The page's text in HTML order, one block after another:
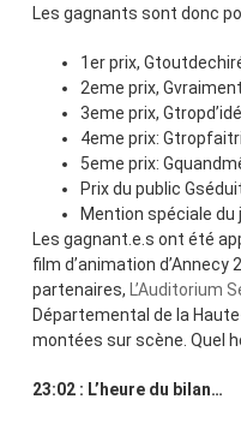
Les gagnants sont donc
1er prix,
2eme prix,
3eme prix,
4eme prix:
5eme prix:
Prix du public
Mention spéciale du
Les gagnant.e.s ont été
film d’animation
partenaires, L’Auditorium
Départemental de la
montées sur scène. Quel
23:02 : L’heure du bilan…